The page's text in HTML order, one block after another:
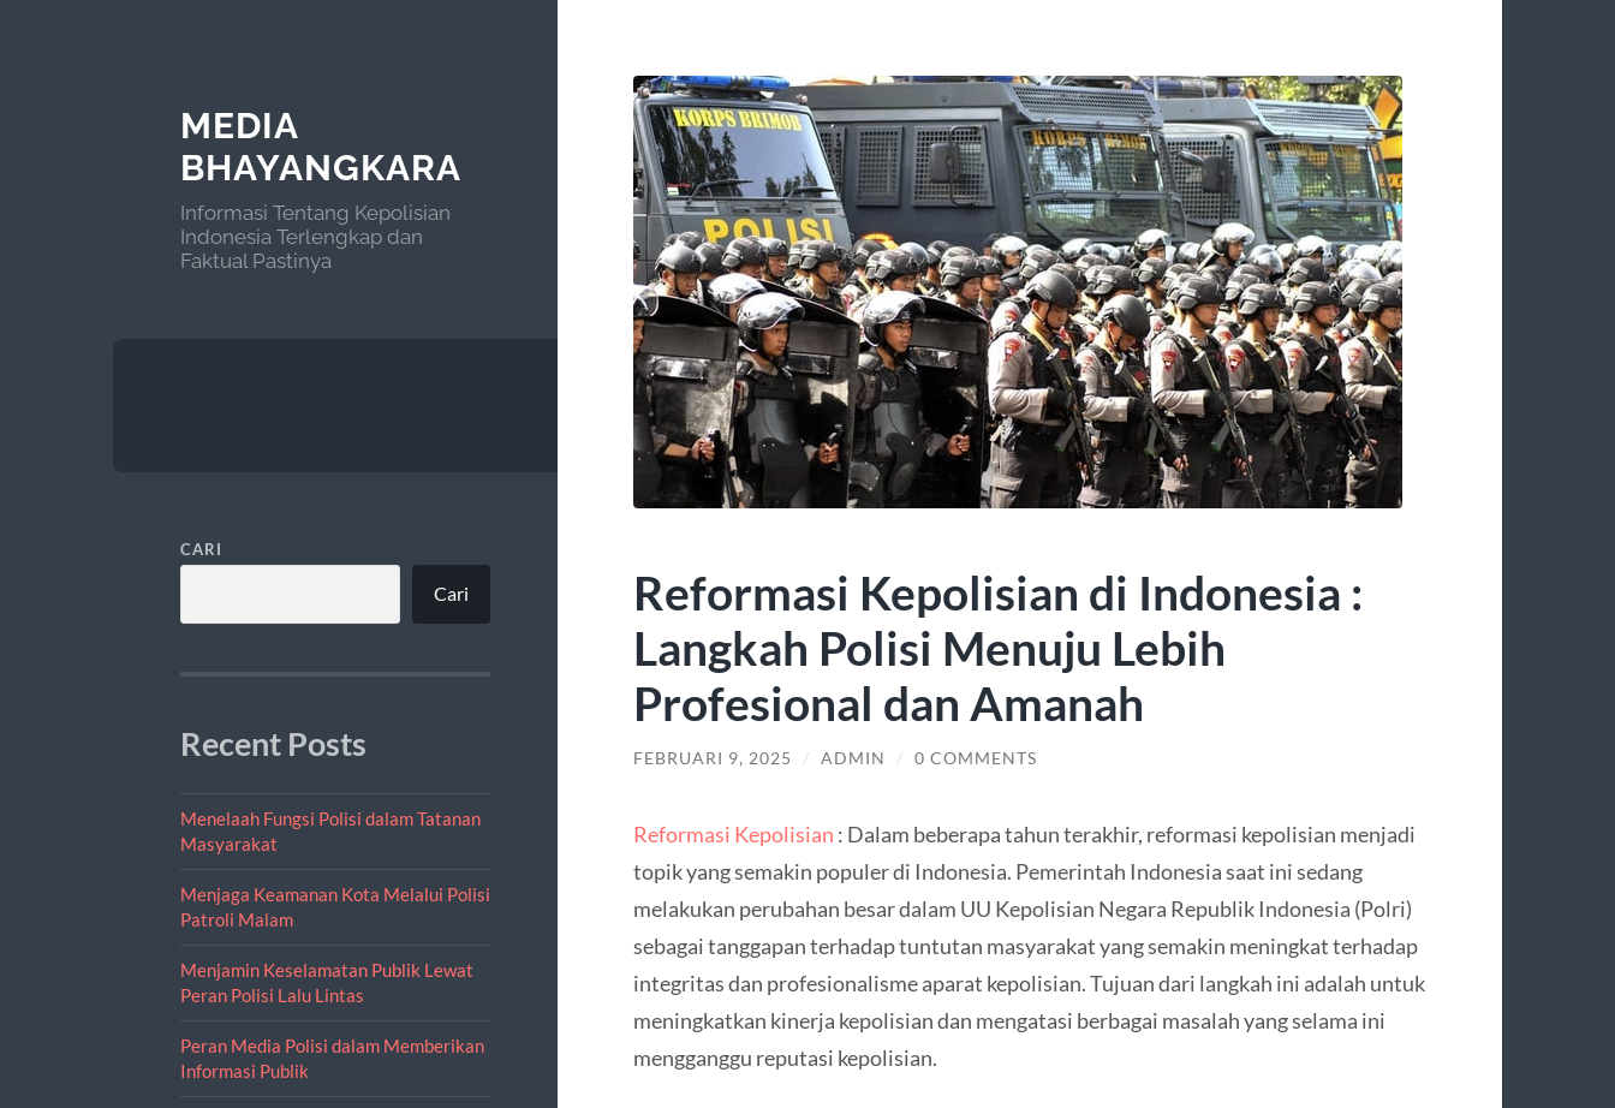
MEDIA
BHAYANGKARA
Informasi Tentang Kepolisian
Indonesia Terlengkap dan
Faktual Pastinya
CARI
Cari
Recent Posts
Menelaah Fungsi Polisi dalam Tatanan
Masyarakat
Menjaga Keamanan Kota Melalui Polisi
Patroli Malam
Menjamin Keselamatan Publik Lewat
Peran Polisi Lalu Lintas
Peran Media Polisi dalam Memberikan
Informasi Publik
Reformasi Kepolisian di Indonesia :
Langkah Polisi Menuju Lebih
Profesional dan Amanah
FEBRUARI 9, 2025 / ADMIN / 0 COMMENTS
Reformasi Kepolisian : Dalam beberapa tahun terakhir, reformasi kepolisian menjadi
topik yang semakin populer di Indonesia. Pemerintah Indonesia saat ini sedang
melakukan perubahan besar dalam UU Kepolisian Negara Republik Indonesia (Polri)
sebagai tanggapan terhadap tuntutan masyarakat yang semakin meningkat terhadap
integritas dan profesionalisme aparat kepolisian. Tujuan dari langkah ini adalah untuk
meningkatkan kinerja kepolisian dan mengatasi berbagai masalah yang selama ini
mengganggu reputasi kepolisian.